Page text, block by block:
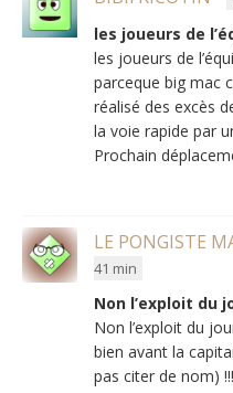
les joueurs de
les joueurs de
parceque big mac
réalisé des excès
la voie rapide par
Prochain
LE PONGISTE
41 min
Non l’exploit du
Non l’exploit du
bien avant la
pas citer de nom)